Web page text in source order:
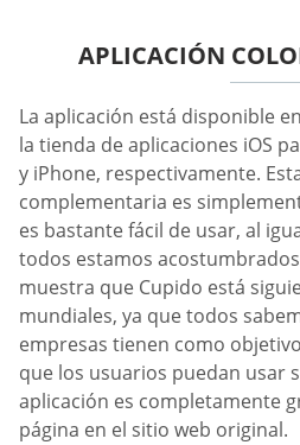
APLICACIÓN
La aplicación está disponible
la tienda de aplicaciones iOS
y iPhone, respectivamente.
complementaria es
es bastante fácil de usar, al
todos estamos
muestra que Cupido está
mundiales, ya que todos
empresas tienen como
que los usuarios puedan usar
aplicación es completamente
página en el sitio web original.